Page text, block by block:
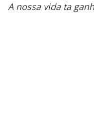
A nossa vida ta